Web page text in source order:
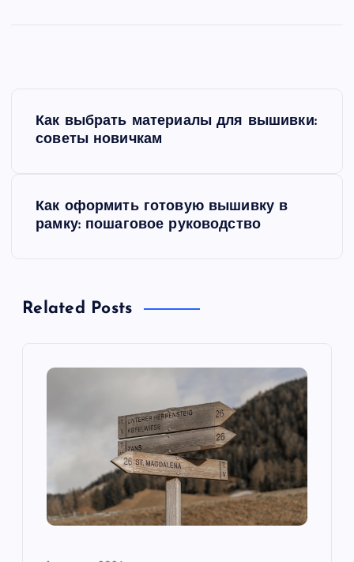
а
Как выбрать материалы для вышивки:
советы новичкам
Как оформить готовую вышивку в
рамку: пошаговое руководство
Related Posts